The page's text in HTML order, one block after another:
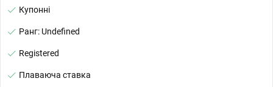
Купонні
Ранг: Undefined
Registered
Плаваюча ставка